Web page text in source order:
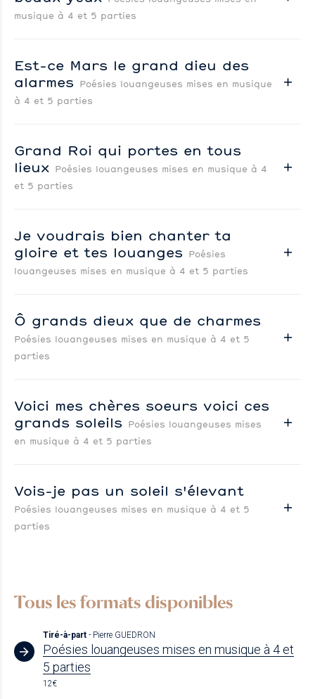
musique à 4 et 5 parties
Est-ce Mars le grand dieu des
alarmes
Poésies louangeuses mises en musique
à 4 et 5 parties
Grand Roi qui portes en tous
lieux Poésies louangeuses mises en musique à 4
et 5 parties
Je voudrais bien chanter ta
gloire et tes louanges
Poésies
louangeuses mises en musique à 4 et 5 parties
Ô grands dieux que de charmes
Poésies louangeuses mises en musique à 4 et 5
parties
Voici mes chères soeurs voici ces
grands soleils
Poésies louangeuses mises
en musique à 4 et 5 parties
Vois-je pas un soleil s'élevant
Poésies louangeuses mises en musique à 4 et 5
parties
Tous les formats disponibles
Tiré-à-part - Pierre GUEDRON
Poésies louangeuses mises en musique à 4 et
5 parties
12€